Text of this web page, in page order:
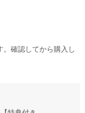
確認してから購入し